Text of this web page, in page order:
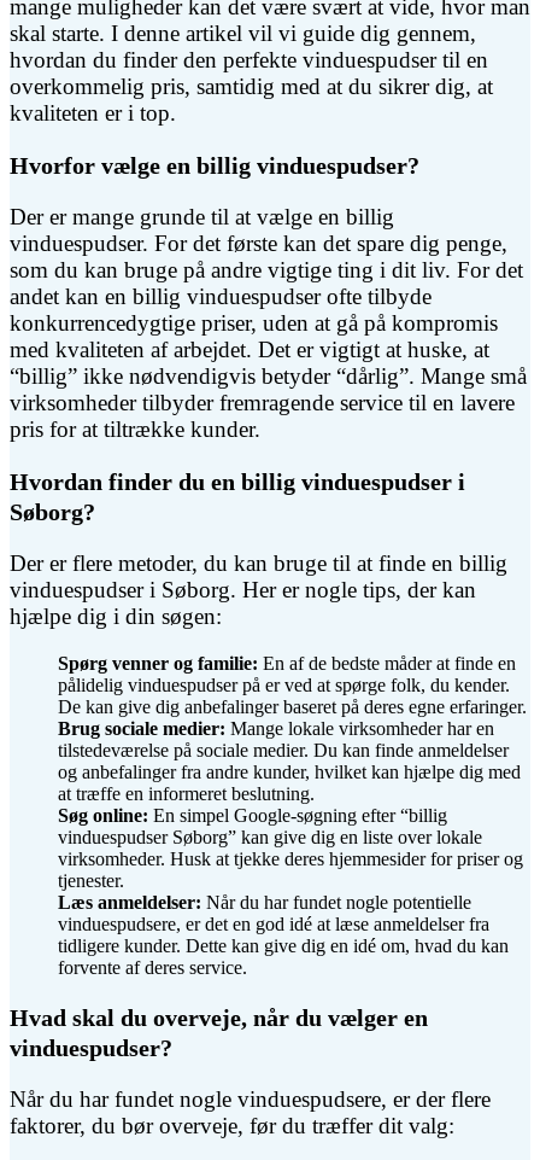
mange muligheder kan det være svært at vide, hvor man
skal starte. I denne artikel vil vi guide dig gennem,
hvordan du finder den perfekte vinduespudser til en
overkommelig pris, samtidig med at du sikrer dig, at
kvaliteten er i top.
Hvorfor vælge en billig vinduespudser?
Der er mange grunde til at vælge en billig
vinduespudser. For det første kan det spare dig penge,
som du kan bruge på andre vigtige ting i dit liv. For det
andet kan en billig vinduespudser ofte tilbyde
konkurrencedygtige priser, uden at gå på kompromis
med kvaliteten af arbejdet. Det er vigtigt at huske, at
“billig” ikke nødvendigvis betyder “dårlig”. Mange små
virksomheder tilbyder fremragende service til en lavere
pris for at tiltrække kunder.
Hvordan finder du en billig vinduespudser i
Søborg?
Der er flere metoder, du kan bruge til at finde en billig
vinduespudser i Søborg. Her er nogle tips, der kan
hjælpe dig i din søgen:
Spørg venner og familie: En af de bedste måder at finde en
pålidelig vinduespudser på er ved at spørge folk, du kender.
De kan give dig anbefalinger baseret på deres egne erfaringer.
Brug sociale medier: Mange lokale virksomheder har en
tilstedeværelse på sociale medier. Du kan finde anmeldelser
og anbefalinger fra andre kunder, hvilket kan hjælpe dig med
at træffe en informeret beslutning.
Søg online: En simpel Google-søgning efter “billig
vinduespudser Søborg” kan give dig en liste over lokale
virksomheder. Husk at tjekke deres hjemmesider for priser og
tjenester.
Læs anmeldelser: Når du har fundet nogle potentielle
vinduespudsere, er det en god idé at læse anmeldelser fra
tidligere kunder. Dette kan give dig en idé om, hvad du kan
forvente af deres service.
Hvad skal du overveje, når du vælger en
vinduespudser?
Når du har fundet nogle vinduespudsere, er der flere
faktorer, du bør overveje, før du træffer dit valg: